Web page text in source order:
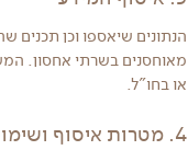
הנתונים שיאספו וכן
מאוחסנים בשרתי אחסון.
או בחו"ל.
4. מטרות איסוף ושימוש במידע: